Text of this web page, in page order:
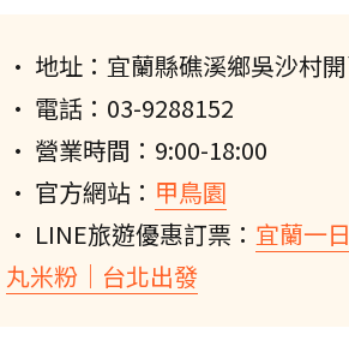
• 地址：宜蘭縣礁溪鄉吳沙村
• 電話：03-9288152
• 營業時間：9:00-18:00
• 官方網站： 甲鳥園
• LINE旅遊優惠訂票： 宜蘭一
丸米粉｜台北出發